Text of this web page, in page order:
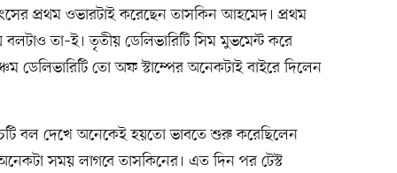
প্রথম ওভারটাই করেছেন তাসকিন আহমেদ। প্রথম
বলটাও তা–ই। তৃতীয় ডেলিভারিটি সিম মুভমেন্ট করে
ডেলিভারিটি তো অফ স্টাম্পের অনেকটাই বাইরে দিলেন
বল দেখে অনেকেই হয়তো ভাবতে শুরু করেছিলেন
সময় লাগবে তাসকিনের। এত দিন পর টেস্ট